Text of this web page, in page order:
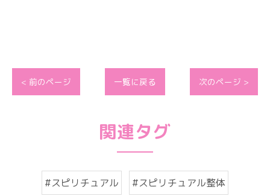
< 前のページ 一覧に戻る 次のページ >
関連タグ
#スピリチュアル #スピリチュアル整体